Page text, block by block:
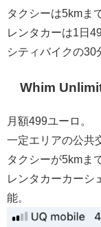
タクシーは5kmま
レンタカーは1日
シティバイクの30
Whim
月額499ユーロ。
一定エリアの公共
タクシーが5kmま
レンタカーカーシ
能。